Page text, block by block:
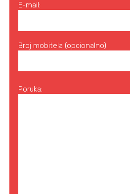
E-mail:
Broj mobitela (opcionalno):
Poruka: